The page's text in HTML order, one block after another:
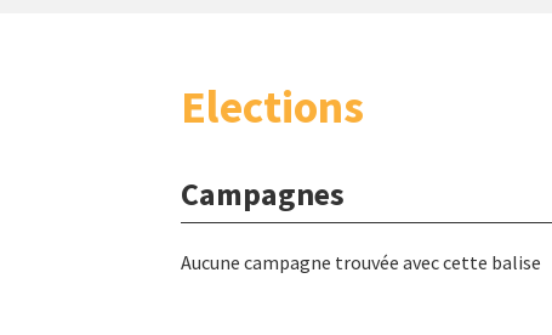
Elections
Campagnes
Aucune campagne trouvée avec cette balise